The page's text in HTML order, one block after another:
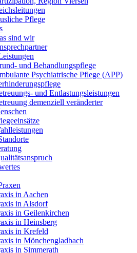
Pflege
sind wir
und Behandlungspflege
Psychiatrische Pflege (APP)
und Entlastungsleistungen
demenziell veränderter
in Aachen
in Alsdorf
in Geilenkirchen
in Heinsberg
in Krefeld
in Mönchengladbach
in Simmerath